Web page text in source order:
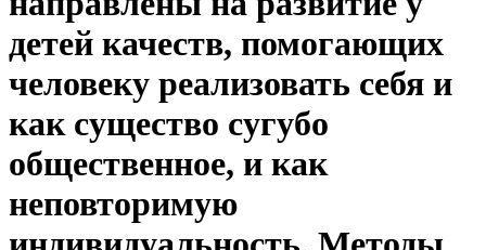
детей качеств, помогающих
человеку реализовать себя и
как существо сугубо
общественное, и как
неповторимую